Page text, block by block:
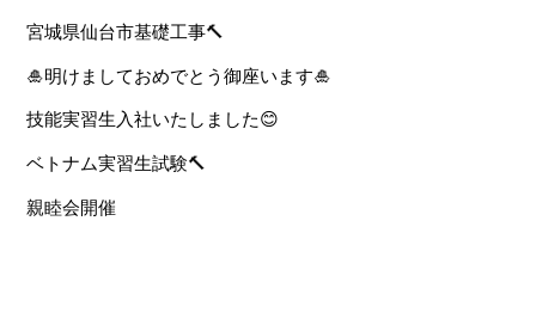
宮城県仙台市基礎工事🔨
🎍明けましておめでとう御座います🎍
技能実習生入社いたしました😊
ベトナム実習生試験🔨
親睦会開催